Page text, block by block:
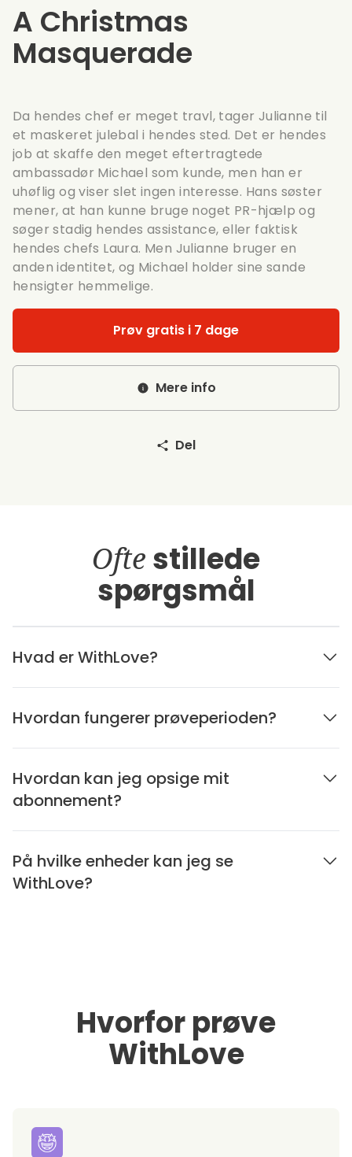
A Christmas
Masquerade
Da hendes chef er meget travl, tager Julianne til
et maskeret julebal i hendes sted. Det er hendes
job at skaffe den meget eftertragtede
ambassadør Michael som kunde, men han er
uhøflig og viser slet ingen interesse. Hans søster
mener, at han kunne bruge noget PR-hjælp og
søger stadig hendes assistance, eller faktisk
hendes chefs Laura. Men Julianne bruger en
anden identitet, og Michael holder sine sande
hensigter hemmelige.
Prøv gratis i 7 dage
Mere info
Del
Ofte stillede
spørgsmål
Hvad er WithLove?
Hvordan fungerer prøveperioden?
Hvordan kan jeg opsige mit
abonnement?
På hvilke enheder kan jeg se
WithLove?
Hvorfor prøve
WithLove